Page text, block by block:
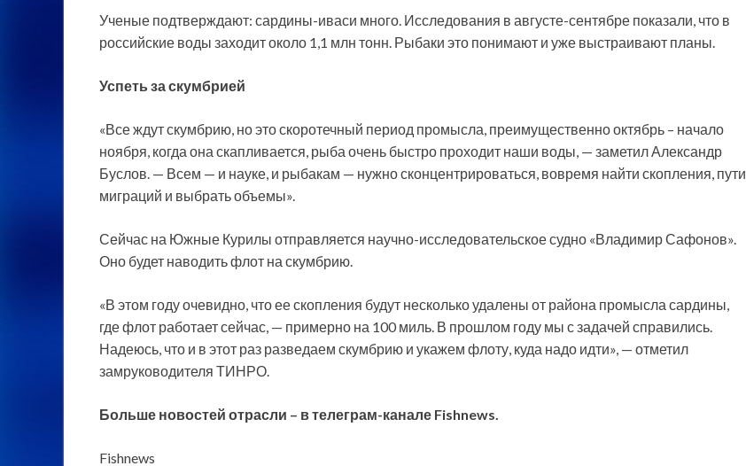
Ученые подтверждают: сардины-иваси много. Исследования в августе-сентябре показали, что в
российские воды заходит около 1,1 млн тонн. Рыбаки это понимают и уже выстраивают планы.
Успеть за скумбрией
«Все ждут скумбрию, но это скоротечный период промысла, преимущественно октябрь – начало
ноября, когда она скапливается, рыба очень быстро проходит наши воды, — заметил Александр
Буслов. — Всем — и науке, и рыбакам — нужно сконцентрироваться, вовремя найти скопления, пути
миграций и выбрать объемы».
Сейчас на Южные Курилы отправляется научно-исследовательское судно «Владимир Сафонов».
Оно будет наводить флот на скумбрию.
«В этом году очевидно, что ее скопления будут несколько удалены от района промысла сардины,
где флот работает сейчас, — примерно на 100 миль. В прошлом году мы с задачей справились.
Надеюсь, что и в этот раз разведаем скумбрию и укажем флоту, куда надо идти», — отметил
замруководителя ТИНРО.
Больше новостей отрасли – втелеграм-канале Fishnews.
Fishnews